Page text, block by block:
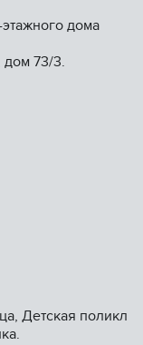
дома
дом 73/3.
Детская поликл